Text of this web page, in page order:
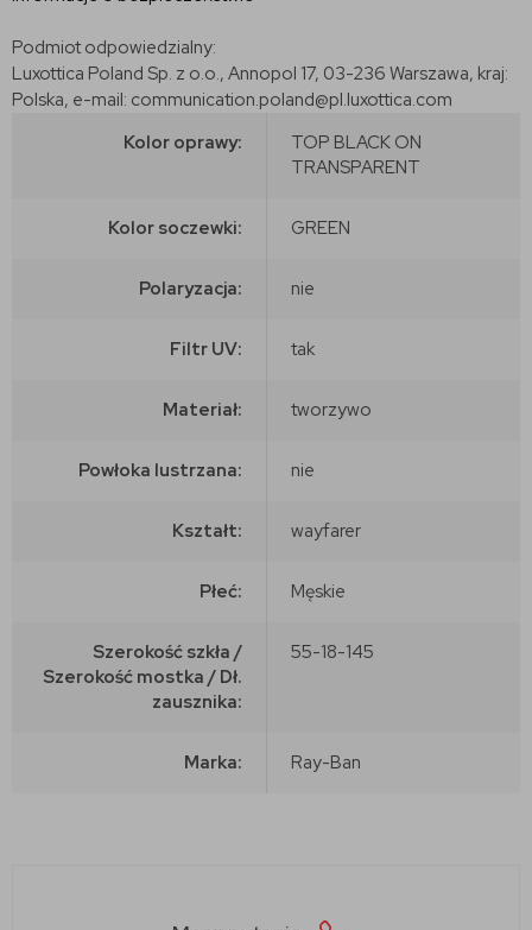
Podmiot odpowiedzialny:
Luxottica Poland Sp. z o.o., Annopol 17, 03-236 Warszawa, kraj:
Polska, e-mail: communication.poland@pl.luxottica.com
Kolor oprawy:
TOP BLACK ON
TRANSPARENT
Kolor soczewki: GREEN
Polaryzacja: nie
Filtr UV: tak
Materiał: tworzywo
Powłoka lustrzana: nie
Kształt: wayfarer
Płeć: Męskie
Szerokość szkła /
Szerokość mostka / Dł.
zausznika:
55-18-145
Marka: Ray-Ban